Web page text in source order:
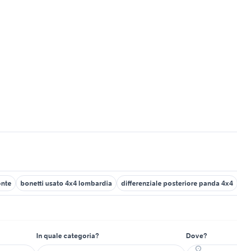
bonetti usato 4x4 lombardia differenziale posteriore panda 4x4
In quale categoria? Dove?